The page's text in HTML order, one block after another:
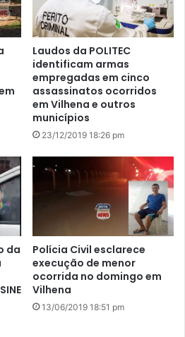
Laudos da POLITEC
identificam armas
empregadas em cinco
assassinatos ocorridos
em Vilhena e outros
municípios
23/12/2019 18:26 pm
da
Polícia Civil esclarece
execução de menor
ocorrida no domingo em
Vilhena
13/06/2019 18:51 pm